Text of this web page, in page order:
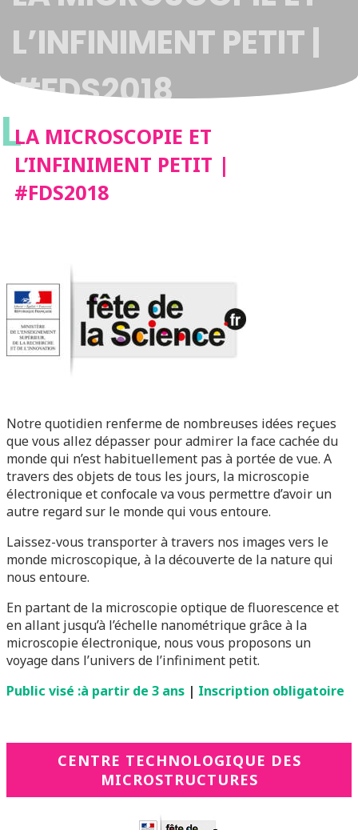
L’INFINIMENT PETIT |
#FDS2018
LLA MICROSCOPIE ET
L’INFINIMENT PETIT |
#FDS2018
Notre quotidien renferme de nombreuses idées reçues
que vous allez dépasser pour admirer la face cachée du
monde qui n’est habituellement pas à portée de vue. A
travers des objets de tous les jours, la microscopie
électronique et confocale va vous permettre d’avoir un
autre regard sur le monde qui vous entoure.
Laissez-vous transporter à travers nos images vers le
monde microscopique, à la découverte de la nature qui
nous entoure.
En partant de la microscopie optique de fluorescence et
en allant jusqu’à l’échelle nanométrique grâce à la
microscopie électronique, nous vous proposons un
voyage dans l’univers de l’infiniment petit.
Public visé :à partir de 3 ans | Inscription obligatoire
CENTRE TECHNOLOGIQUE DES
MICROSTRUCTURES